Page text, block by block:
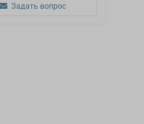
Задать вопрос